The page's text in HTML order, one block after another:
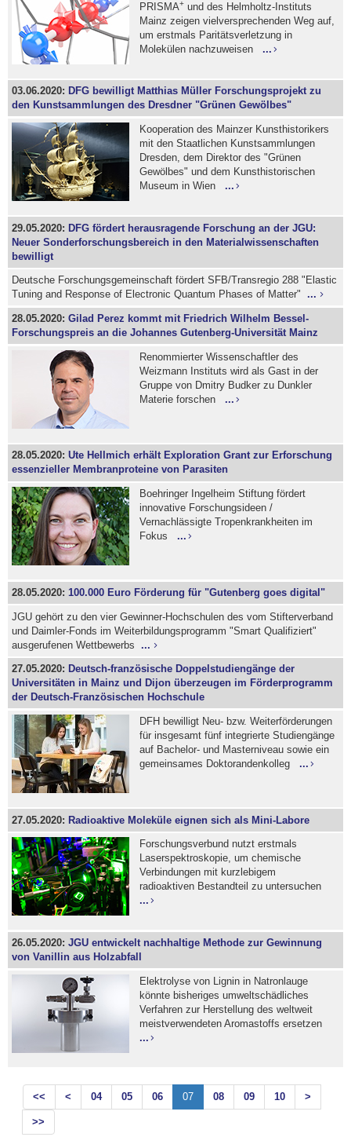
PRISMA+und des Helmholtz-Instituts
Mainz zeigen vielversprechenden Weg auf,
um erstmals Paritätsverletzung in
Molekülen nachzuweisen ...
03.06.2020: DFG bewilligt Matthias Müller Forschungsprojekt zu
den Kunstsammlungen des Dresdner "Grünen Gewölbes"
Kooperation des Mainzer Kunsthistorikers
mit den Staatlichen Kunstsammlungen
Dresden, dem Direktor des "Grünen
Gewölbes" und dem Kunsthistorischen
Museum in Wien ...
29.05.2020: DFG fördert herausragende Forschung an der JGU:
Neuer Sonderforschungsbereich in den Materialwissenschaften
bewilligt
Deutsche Forschungsgemeinschaft fördert SFB/Transregio 288 "Elastic
Tuning and Response of Electronic Quantum Phases of Matter"...
28.05.2020:Gilad Perez kommt mit Friedrich Wilhelm Bessel-
Forschungspreis an die Johannes Gutenberg-Universität Mainz
Renommierter Wissenschaftler des
Weizmann Instituts wird als Gast in der
Gruppe von Dmitry Budker zu Dunkler
Materie forschen ...
28.05.2020:Ute Hellmich erhält Exploration Grant zur Erforschung
essenzieller Membranproteine von Parasiten
Boehringer Ingelheim Stiftung fördert
innovative Forschungsideen /
Vernachlässigte Tropenkrankheiten im
Fokus ...
28.05.2020: 100.000 Euro Förderung für "Gutenberg goes digital"
JGU gehört zu den vier Gewinner-Hochschulen des vom Stifterverband
und Daimler-Fonds im Weiterbildungsprogramm "Smart Qualifiziert"
ausgerufenen Wettbewerbs...
27.05.2020: Deutsch-französische Doppelstudiengänge der
Universitäten in Mainz und Dijon überzeugen im Förderprogramm
der Deutsch-Französischen Hochschule
DFH bewilligt Neu- bzw. Weiterförderungen
für insgesamt fünf integrierte Studiengänge
auf Bachelor- und Masterniveau sowie ein
gemeinsames Doktorandenkolleg ...
27.05.2020: Radioaktive Moleküle eignen sich als Mini-Labore
Forschungsverbund nutzt erstmals
Laserspektroskopie, um chemische
Verbindungen mit kurzlebigem
radioaktiven Bestandteil zu untersuchen
...
26.05.2020:JGU entwickelt nachhaltige Methode zur Gewinnung
von Vanillin aus Holzabfall
Elektrolyse von Lignin in Natronlauge
könnte bisheriges umweltschädliches
Verfahren zur Herstellung des weltweit
meistverwendeten Aromastoffs ersetzen
...
<< < 04 05 06 07 08 09 10 >
>>